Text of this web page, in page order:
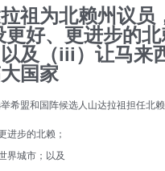
祖为北赖州议
更好、更进步的
及（iii）让马来
国家
希盟和国阵候选人山达拉祖担任北
进步的北赖；
界城市；以及